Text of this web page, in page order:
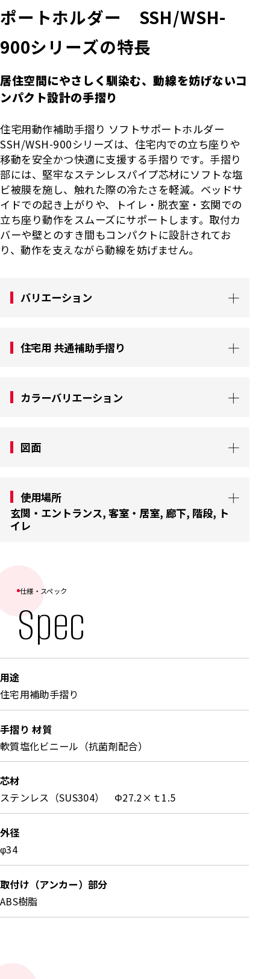
ポートホルダー SSH/WSH-
900シリーズの特長
居住空間にやさしく馴染む、動線を妨げないコ
ンパクト設計の手摺り
住宅用動作補助手摺り ソフトサポートホルダー
SSH/WSH-900シリーズは、住宅内での立ち座りや
移動を安全かつ快適に支援する手摺りです。手摺り
部には、堅牢なステンレスパイプ芯材にソフトな塩
ビ被膜を施し、触れた際の冷たさを軽減。ベッドサ
イドでの起き上がりや、トイレ・脱衣室・玄関での
立ち座り動作をスムーズにサポートします。取付カ
バーや壁とのすき間もコンパクトに設計されてお
り、動作を支えながら動線を妨げません。
バリエーション
住宅用 共通補助手摺り
カラーバリエーション
図面
使用場所
玄関・エントランス, 客室・居室, 廊下, 階段, ト
イレ
レ、脱衣室、玄関など、立ち座りや移動の動作が
多い生活空間に設置されています。冷たさを感じ
にくいソフトな手触りと堅牢な構造により、安全
性と快適性を両立。コンパクト設計の住宅用動作
補助手摺りとして、集合住宅・福祉施設・医療施
設などの玄関・エントランス、客室・居室、廊
下、階段、トイレなど、さまざまな場面で採用さ
仕様・スペック
Spec
用途
住宅用補助手摺り
手摺り 材質
軟質塩化ビニール（抗菌剤配合）
芯材
ステンレス（SUS304） Φ27.2×ｔ1.5
外径
φ34
取付け（アンカー）部分
ABS樹脂